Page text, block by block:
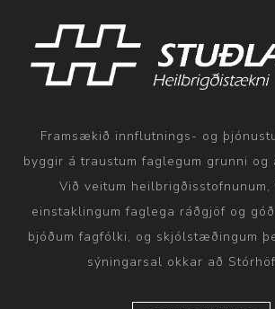
Framsækið innflutnings- og
byggir á traustum faglegum grunni og
Við veitum
einstaklingum faglega ráðgjöf og
bjóðum fagfólki, og skjólstæðingum
sýningarsal okkar að